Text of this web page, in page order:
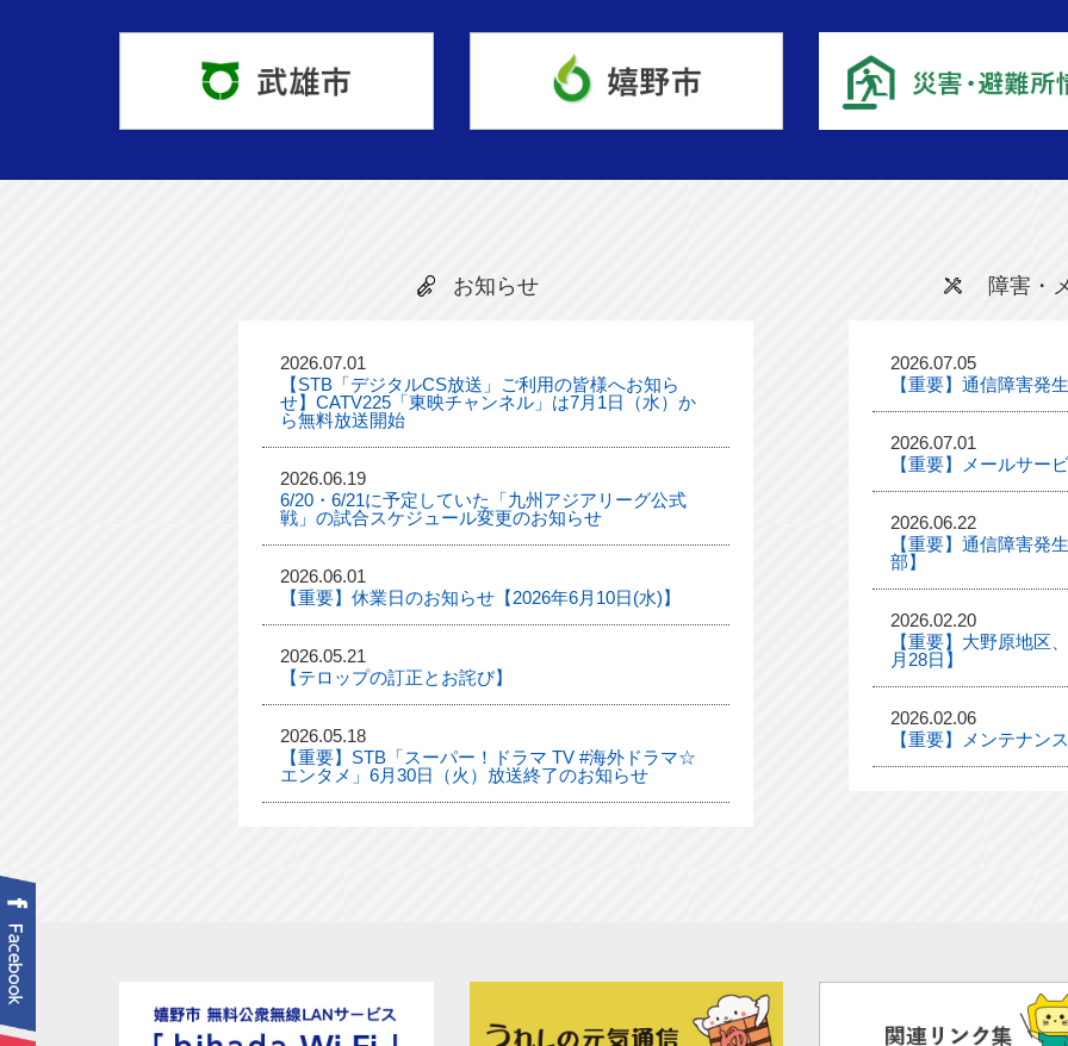
お知らせ
2026.07.01
【STB「デジタルCS放送」ご利用の皆様へお知ら
せ】CATV225「東映チャンネル」は7月1日（水）か
ら無料放送開始
2026.06.19
6/20・6/21に予定していた「九州アジアリーグ公式
戦」の試合スケジュール変更のお知らせ
2026.06.01
【重要】休業日のお知らせ【2026年6月10日(水)】
2026.05.21
【テロップの訂正とお詫び】
2026.05.18
【重要】STB「スーパー！ドラマ TV #海外ドラマ☆
エンタメ」6月30日（火）放送終了のお知らせ
障害・
2026.07.05
【重要】通信障害発
2026.07.01
【重要】メールサー
2026.06.22
【重要】通信障害発
部】
2026.02.20
【重要】大野原地区
月28日】
2026.02.06
【重要】メンテナン